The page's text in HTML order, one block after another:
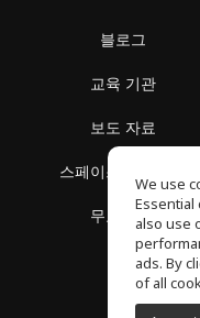
블로그
교육 기관
보도 자료
스페이스 둘러보기
무료 학습
We use
Essential
also use
ads. By
of all